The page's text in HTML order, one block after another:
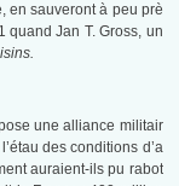
en sauveront à peu prè
quand Jan T. Gross, un
une alliance militair
des conditions d’a
auraient-ils pu rabot